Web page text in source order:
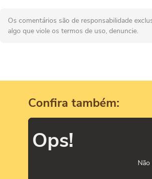
Os comentários são de responsabilidade
algo que viole os termos de uso, denuncie.
Confira também:
Ops!